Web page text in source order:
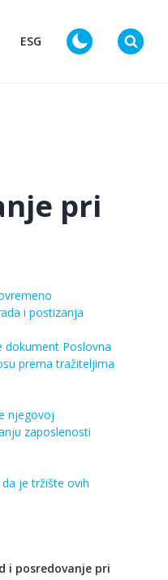
ESG D
pri
i postizanja
dokument Poslovna
prema tražiteljima
njegovoj
zaposlenosti
je tržište ovih
i posredovanje pri